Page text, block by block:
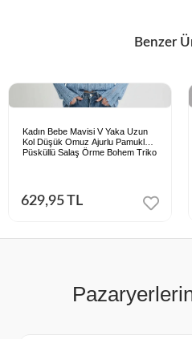
Benzer
Kadın Bebe Mavisi V Yaka Uzun
Kol Düşük Omuz Ajurlu Pamuklu
Püsküllü Salaş Örme Bohem Triko
629,95 TL